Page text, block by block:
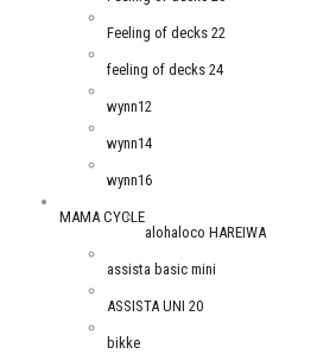
Feeling of decks 22
feeling of decks 24
wynn12
wynn14
wynn16
MAMA CYCLE
alohaloco HAREIWA
assista basic mini
ASSISTA UNI 20
bikke